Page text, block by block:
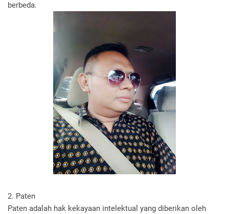
berbeda.
2. Paten
Paten adalah hak kekayaan intelektual yang diberikan oleh